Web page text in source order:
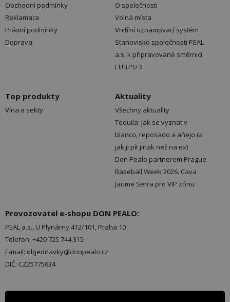
Obchodní podmínky
Reklamace
Právní podmínky
Doprava
O společnosti
Volná místa
Vnitřní oznamovací systém
Stanovisko společnosti PEAL
a.s. k připravované směrnici
EU TPD 3
Top produkty
Vína a sekty
Aktuality
Všechny aktuality
Tequila: jak se vyznat v
blanco, reposado a añejo (a
jak ji pít jinak než na ex)
Don Pealo partnerem Prague
Baseball Week 2026. Cava
Jaume Serra pro VIP zónu
Provozovatel e-shopu DON PEALO:
PEAL a.s., U Plynárny 412/101, Praha 10
Telefon: +420 725 744 315
E-mail: objednavky@donpealo.cz
DIČ: CZ25775634